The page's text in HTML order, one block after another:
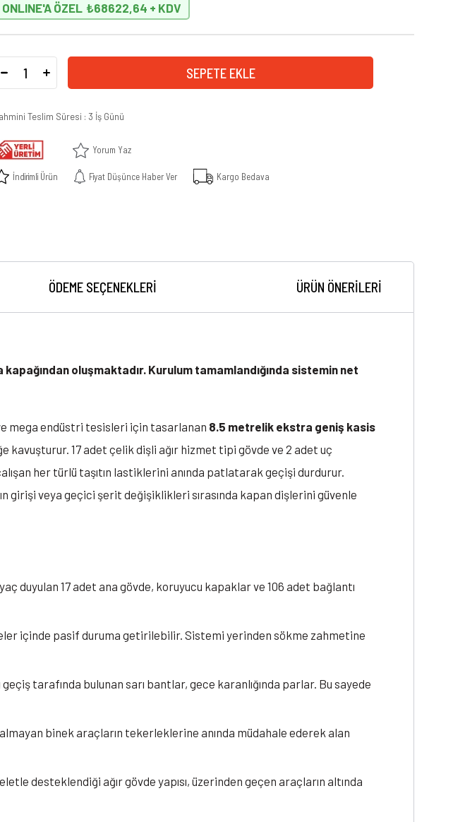
ONLINE'A ÖZEL ₺68622,64
Teslim Süresi : 3 İş Günü
Yorum Yaz
İndirimli Ürün Fiyat Düşünce Haber Ver Kargo Bedava
ÖDEME SEÇENEKLERI ÜRÜN ÖNERILERI
oluşmaktadır. Kurulum tamamlandığında sistemin net
mega endüstri tesisleri için tasarlanan 8.5 metrelik ekstra geniş kasis
kavuşturur. 17 adet çelik dişli ağır hizmet tipi gövde ve 2 adet uç
her türlü taşıtın lastiklerini anında patlatarak geçişi durdurur.
girişi veya geçici şerit değişiklikleri sırasında kapan dişlerini güvenle
duyulan 17 adet ana gövde, koruyucu kapaklar ve 106 adet bağlantı
içinde pasif duruma getirilebilir. Sistemi yerinden sökme zahmetine
tarafında bulunan sarı bantlar, gece karanlığında parlar. Bu sayede
binek araçların tekerleklerine anında müdahale ederek alan
desteklendiği ağır gövde yapısı, üzerinden geçen araçların altında